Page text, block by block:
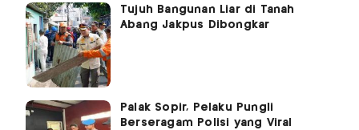
Tujuh Bangunan Liar di Tanah
Abang Jakpus Dibongkar
Palak Sopir, Pelaku Pungli
Berseragam Polisi yang Viral